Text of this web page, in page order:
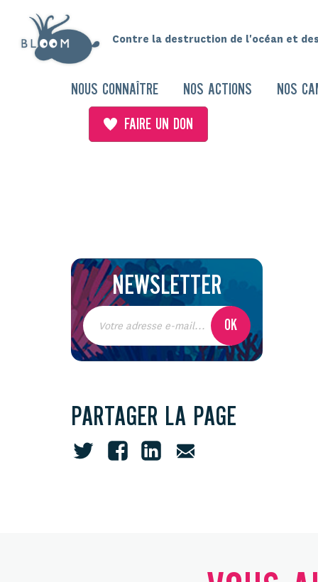
Contre la destruction de l'océan et
NOUS CONNAÎTRE NOS ACTIONS NOS
FAIRE UN DON
NEWSLETTER
PARTAGER LA PAGE